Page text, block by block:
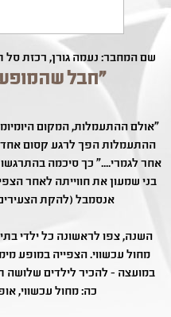
שם המחבר: נעמה גורן, רכזת סל
"חבל
"אולם ההתעמלות, המקום
ההתעמלות הפך לרגע קסום אחד
אחר לגמרי...." כך סיכמה
בני שמעון את חווייתה לאחר
אנסמבל (להקת
השנה, צפו לראשונה כל ילדי
מחול עכשווי. הצפייה
במועצה - להכיר לילדים שלושה
כה: מחול עכשווי,